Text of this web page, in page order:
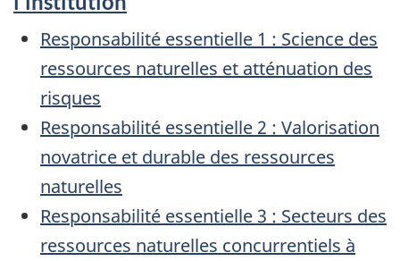
Responsabilité essentielle 1 : Science des
ressources naturelles et atténuation des
risques
Responsabilité essentielle 2 : Valorisation
novatrice et durable des ressources
naturelles
Responsabilité essentielle 3 : Secteurs des
ressources naturelles concurrentiels à